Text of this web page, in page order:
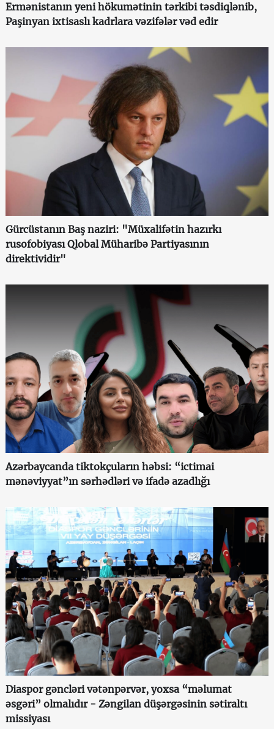
Ermənistanın yeni hökumətinin tərkibi təsdiqlənib,
Paşinyan ixtisaslı kadrlara vəzifələr vəd edir
Gürcüstanın Baş naziri: "Müxalifətin hazırkı
rusofobiyası Qlobal Müharibə Partiyasının
direktividir"
Azərbaycanda tiktokçuların həbsi: “ictimai
mənəviyyat”ın sərhədləri və ifadə azadlığı
Diaspor gəncləri vətənpərvər, yoxsa “məlumat
əsgəri” olmalıdır - Zəngilan düşərgəsinin sətiraltı
missiyası